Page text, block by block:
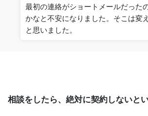
最初の連絡がショートメールだった
かなと不安になりました。そこは変
と思いました。
相談をしたら、絶対に契約しないと